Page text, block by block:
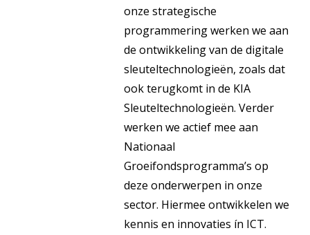
onze strategische
programmering werken we aan
de ontwikkeling van de digitale
sleuteltechnologieën, zoals dat
ook terugkomt in de KIA
Sleuteltechnologieën. Verder
werken we actief mee aan
Nationaal
Groeifondsprogramma’s op
deze onderwerpen in onze
sector. Hiermee ontwikkelen we
kennis en innovaties ín ICT.